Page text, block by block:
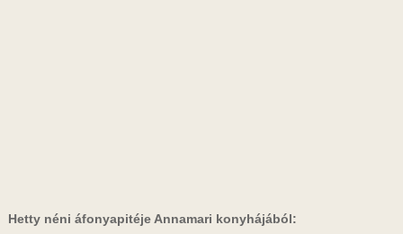
Hetty néni áfonyapitéje Annamari konyhájából: